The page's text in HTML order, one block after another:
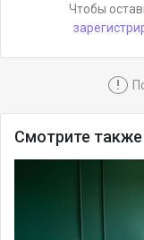
Чтобы
!
Смотрите также